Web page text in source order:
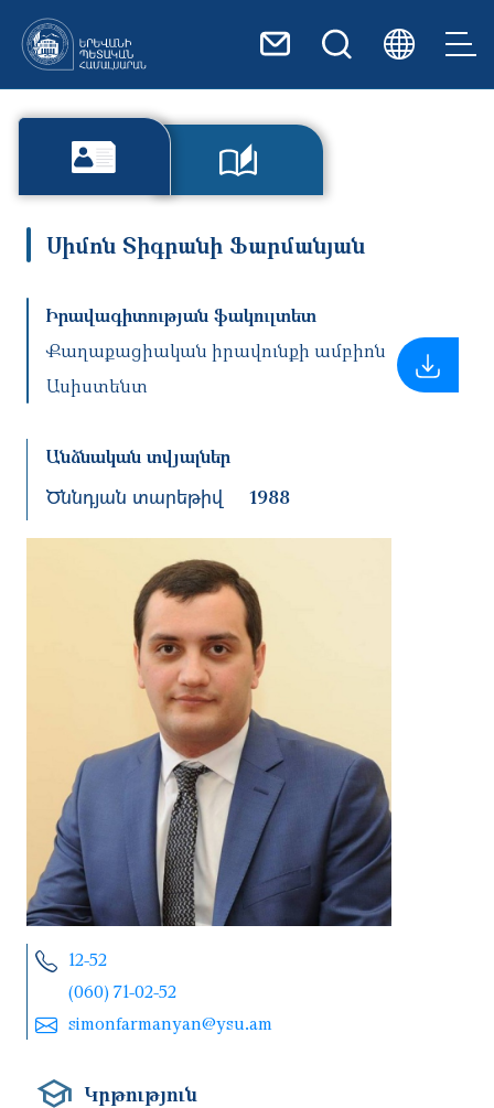
12-52
(060) 71-02-52
simonfarmanyan@ysu.am
Սիմոն Տիգրանի Ֆարմանյան
Իրավագիտության ֆակուլտետ
Քաղաքացիական իրավունքի ամբիոն
Ասիստենտ
Անձնական տվյալներ
Ծննդյան տարեթիվ 1988
Կրթություն